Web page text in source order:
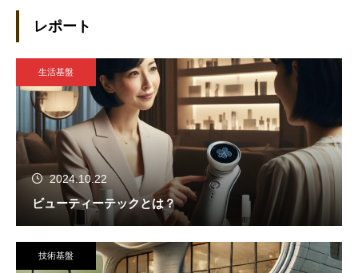
レポート
生活基盤
2024.10.22
ビューティーテックとは？
技術基盤